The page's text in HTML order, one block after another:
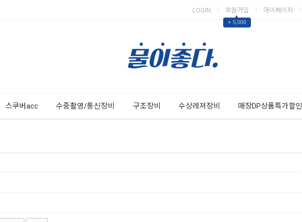
LOGIN 회원가입
▲
+ 5,000
마이페이지
스쿠버acc 수중촬영/통신장비 구조장비 수상레져장비 매장DP상품특가할인